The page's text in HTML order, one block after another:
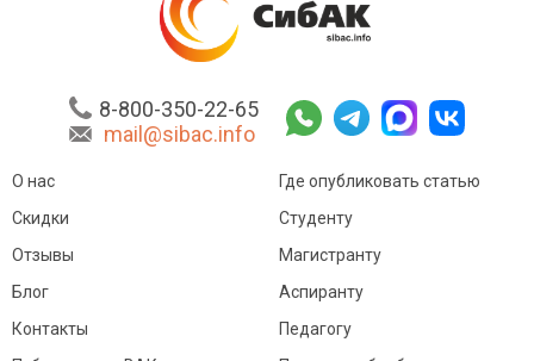
8-800-350-22-65
mail@sibac.info
О нас
Скидки
Отзывы
Блог
Контакты
Где опубликовать статью
Студенту
Магистранту
Аспиранту
Педагогу